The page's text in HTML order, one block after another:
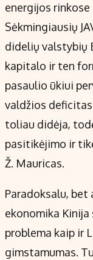
energijos
Sėkmingiausių
didelių valstybių
kapitalo ir ten
pasaulio ūkiui
valdžios
toliau didėja,
pasitikėjimo ir
Ž. Mauricas.
Paradoksalu,
ekonomika Kinija
problema kaip ir
gimstamumas.